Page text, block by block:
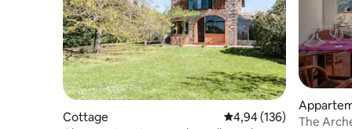
Cottage Évaluation moyenne
4,94 (136)
The